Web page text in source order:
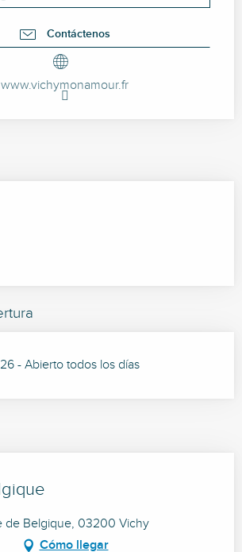
Contáctenos
www.vichymonamour.fr
- Abierto todos los días
de Belgique, 03200 Vichy
Cómo llegar